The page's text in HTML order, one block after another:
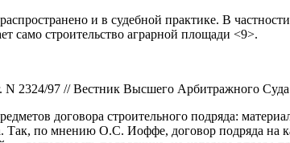
и в судебной практике. В
само строительство аграрной площади <9>.
2324/97 // Вестник Высшего Арбитражного
договора строительного подряда:
по мнению О.С. Иоффе, договор подряда на